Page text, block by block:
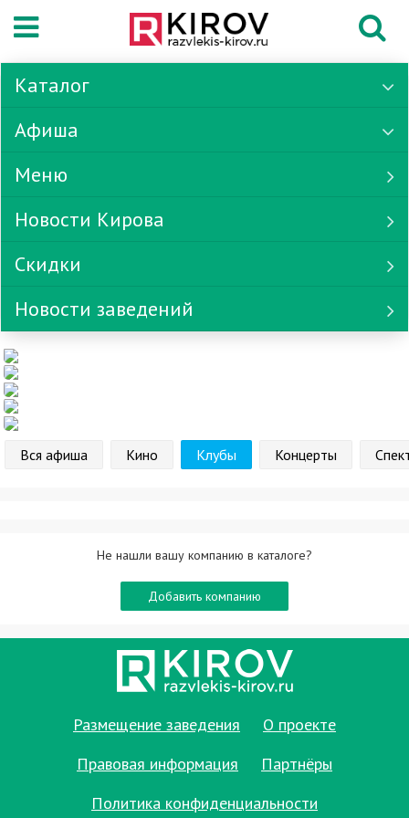
Каталог
Афиша
Меню
Новости Кирова
Скидки
Новости заведений
Вся афиша Кино Клубы Концерты
Не нашли вашу компанию в каталоге?
Добавить компанию
Размещение заведения
О проекте
Правовая информация
Партнёры
Политика конфиденциальности